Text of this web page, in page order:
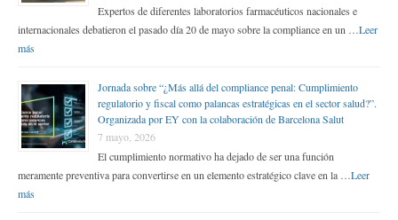
Expertos de diferentes laboratorios farmacéuticos nacionales e
internacionales debatieron el pasado día 20 de mayo sobre la compliance en un … Leer
más
Jornada sobre “¿Más allá del compliance penal: Cumplimiento
regulatorio y fiscal como palancas estratégicas en el sector salud?”.
Organizada por EY con la colaboración de Barcelona Salut
7 mayo, 2026
El cumplimiento normativo ha dejado de ser una función
meramente preventiva para convertirse en un elemento estratégico clave en la … Leer
más